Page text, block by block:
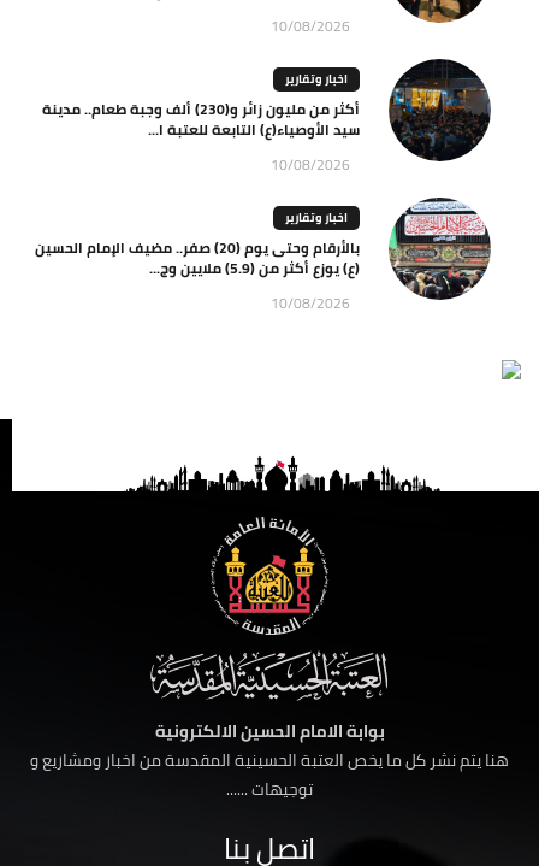
10/08/2026
اخبار وتقارير
أكثر من مليون زائر و(230) ألف وجبة طعام.. مدينة
سيد الأوصياء(ع) التابعة للعتبة ا...
10/08/2026
اخبار وتقارير
بالأرقام وحتى يوم (20) صفر.. مضيف الإمام الحسين
(ع) يوزع أكثر من (5.9) ملايين وج...
10/08/2026
بوابة الامام الحسين الالكترونية
هنا يتم نشر كل ما يخص العتبة الحسينية المقدسة من اخبار ومشاريع و
توجيهات ......
اتصل بنا